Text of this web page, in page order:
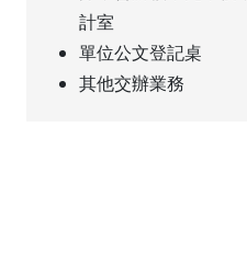
計室
單位公文登記桌
其他交辦業務